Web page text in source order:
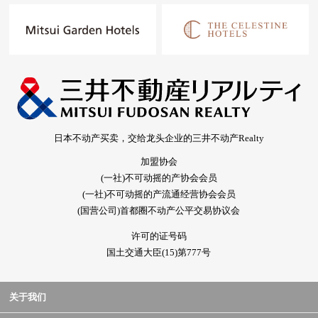
日本不动产买卖，交给龙头企业的三井不动产Realty
加盟协会
(一社)不可动摇的产协会会员
(一社)不可动摇的产流通经营协会会员
(国营公司)首都圈不动产公平交易协议会
许可的证号码
国土交通大臣(15)第777号
关于我们